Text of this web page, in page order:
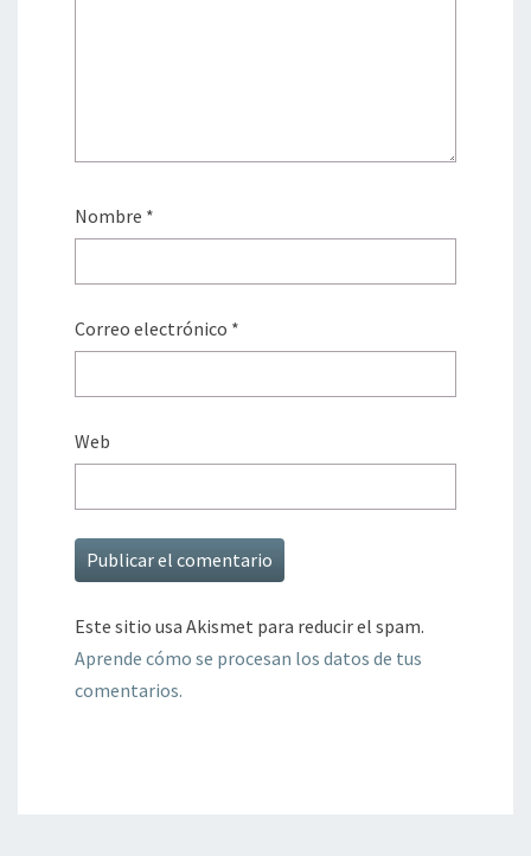
Nombre *
Correo electrónico *
Web
Este sitio usa Akismet para reducir el spam.
Aprende cómo se procesan los datos de tus
comentarios.